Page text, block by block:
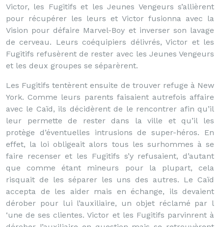
Victor, les Fugitifs et les Jeunes Vengeurs s’allièrent
pour récupérer les leurs et Victor fusionna avec la
Vision pour défaire Marvel-Boy et inverser son lavage
de cerveau. Leurs coéquipiers délivrés, Victor et les
Fugitifs refusèrent de rester avec les Jeunes Vengeurs
et les deux groupes se séparèrent.
Les Fugitifs tentèrent ensuite de trouver refuge à New
York. Comme leurs parents faisaient autrefois affaire
avec le Caïd, ils décidèrent de le rencontrer afin qu’il
leur permette de rester dans la ville et qu’il les
protège d’éventuelles intrusions de super-héros. En
effet, la loi obligeait alors tous les surhommes à se
faire recenser et les Fugitifs s’y refusaient, d’autant
que comme étant mineurs pour la plupart, cela
risquait de les séparer les uns des autres. Le Caïd
accepta de les aider mais en échange, ils devaient
dérober pour lui l’auxiliaire, un objet réclamé par l
‘une de ses clientes. Victor et les Fugitifs parvinrent à